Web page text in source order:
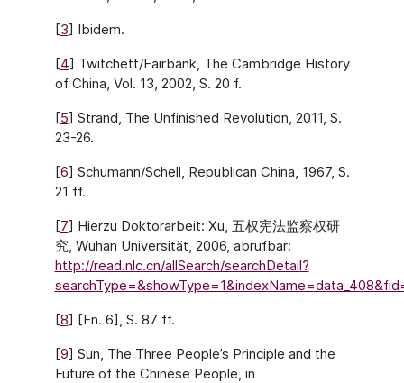
[3] Ibidem.
[4] Twitchett/Fairbank, The Cambridge History
of China, Vol. 13, 2002, S. 20 f.
[5] Strand, The Unfinished Revolution, 2011, S.
23-26.
[6] Schumann/Schell, Republican China, 1967, S.
21 ff.
[7] Hierzu Doktorarbeit: Xu, 五权宪法监察权研
究, Wuhan Universität, 2006, abrufbar:
http://read.nlc.cn/allSearch/searchDetail?
[8] [Fn. 6], S. 87 ff.
[9] Sun, The Three People’s Principle and the
Future of the Chinese People, in